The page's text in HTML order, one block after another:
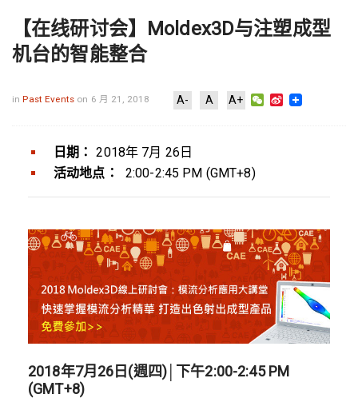
【在线研讨会】Moldex3D与注塑成型
机台的智能整合
inPast Events on 6 月 21, 2018 A- A A+ WeChat
Sina
日期：
2018年 7月 26日
活动地点：
2:00-2:45 PM (GMT+8)
2018年7月26日(週四)│下午2:00-2:45 PM
(GMT+8)